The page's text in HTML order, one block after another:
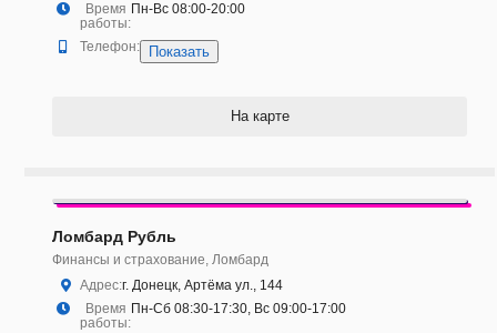
Время
работы:
Пн-Вс 08:00-20:00
Телефон: Показать
На карте
Ломбард Рубль
Финансы и страхование, Ломбард
Адрес:г. Донецк, Артёма ул., 144
Время
работы:
Пн-Сб 08:30-17:30, Вс 09:00-17:00